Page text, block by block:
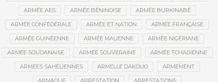
ARMÉE AES ARMÉE BÉNINOISE ARMÉE BURKINABÉ
ARMÉE CONFÉDÉRALE ARMÉE ET NATION ARMÉE FRANÇAISE
ARMÉE GUINÉENNE ARMÉE MALIENNE ARMÉE NIGÉRIANE
ARMÉE SOUDANAISE ARMÉE SOUVERAINE ARMÉE TCHADIENNE
ARMÉES SAHÉLIENNES ARMELLE DAKOUO ARMEMENT
ARNAQUE ARRESTATION ARRESTATIONS